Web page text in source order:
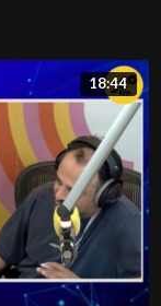
18:44